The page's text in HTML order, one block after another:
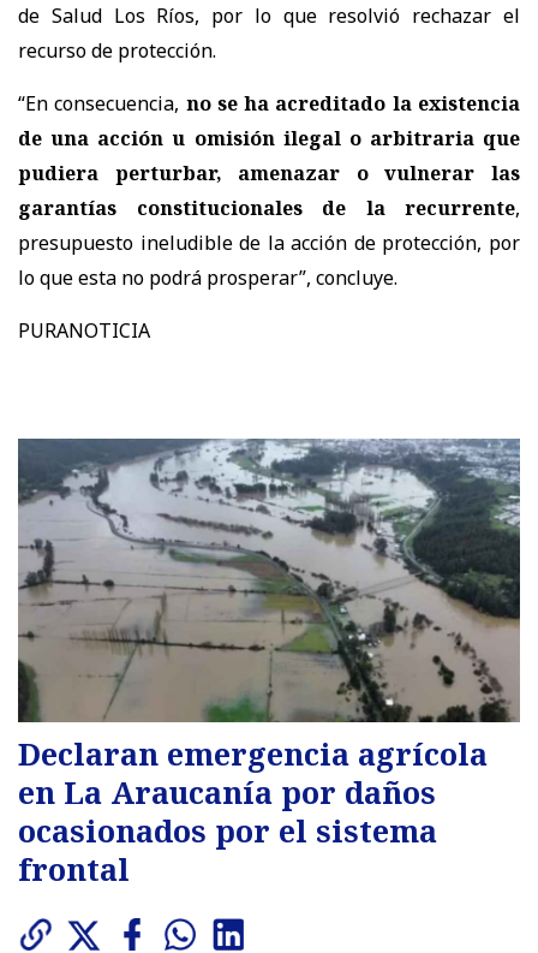
de Salud Los Ríos, por lo que resolvió rechazar el
recurso de protección.
“En consecuencia, no se ha acreditado la existencia
de una acción u omisión ilegal o arbitraria que
pudiera perturbar, amenazar o vulnerar las
garantías constitucionales de la recurrente,
presupuesto ineludible de la acción de protección, por
lo que esta no podrá prosperar”, concluye.
PURANOTICIA
Declaran emergencia agrícola
en La Araucanía por daños
ocasionados por el sistema
frontal